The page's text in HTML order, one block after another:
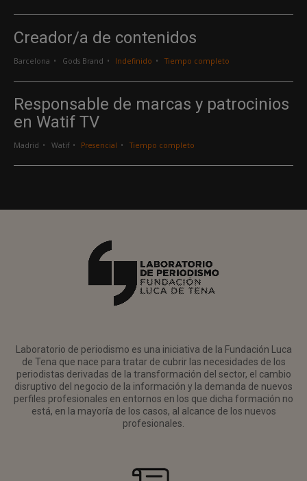
Creador/a de contenidos
Barcelona Gods Brand Indefinido Tiempo completo
Responsable de marcas y patrocinios
en Watif TV
Madrid Watif Presencial Tiempo completo
Laboratorio de periodismo es una iniciativa de la Fundación Luca
de Tena que nace para tratar de cubrir las necesidades de los
periodistas derivadas de la transformación del sector, el cambio
disruptivo del negocio de la información y la demanda de nuevos
perfiles profesionales en entornos en los que dicha formación no
está, en la mayoría de los casos, al alcance de los nuevos
profesionales.